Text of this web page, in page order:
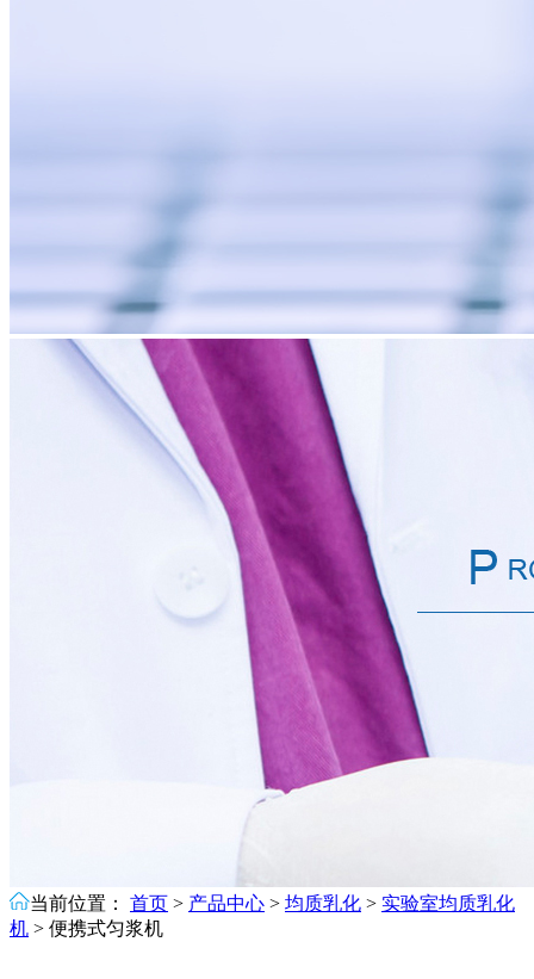
当前位置： 首页 > 产品中心 > 均质乳化 > 实验室均质乳化
机 > 便携式匀浆机